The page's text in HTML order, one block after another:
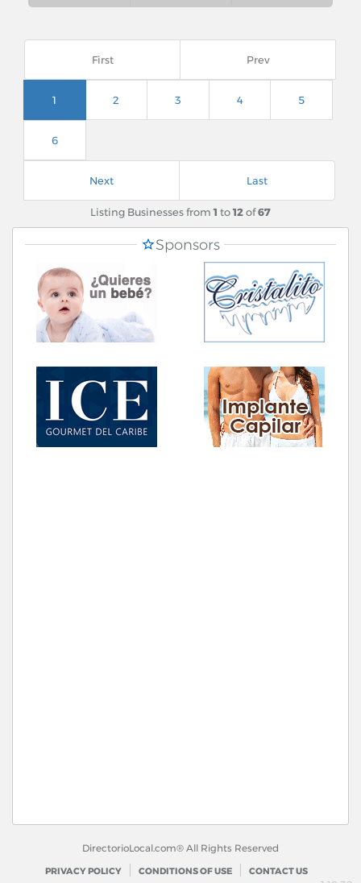
First Prev
1 2 3 4 5
6
Next Last
Listing Businesses from1 to12of67
Sponsors
DirectorioLocal.com® All Rights Reserved
PRIVACY POLICY CONDITIONS OF USE CONTACT US